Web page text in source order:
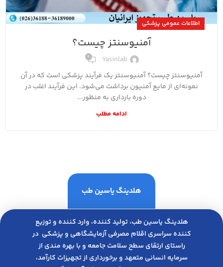
اطلاعات عمومی پزشکی
آمنیوسنتز چیست؟
Yasinlab
0
آمنیوسنتز چیست؟ آمنیوسنتز یک فرآیند پزشکی است که در آن
نمونه‌ای از مایع آمنیون برداشت می‌شود. این فرآیند اغلب در
دوره بارداری به منظور...
ادامه مطلب
هلدینگ یاسین طب
هلدینگ یاسین طب، تولید کننده، وارد کننده و توزیع
کننده سراسری اقلام مصرفی آزمایشگاهی و پزشکی در
راﺳﺘﺎی ارﺗﻘﺎی ﺳﻄﺢ ﺳﻼﻣﺖ ﺟﺎﻣﻌﻪ و ﺑﺎ ﺑﻬﺮه ﻣﻨﺪی از
ﺳﺮﻣﺎﯾﻪ انسانی متعهد و ﺑﺮﺧﻮرداری از ﺗﺠﻬﯿﺰات ﮐﺎرآﻣﺪ،